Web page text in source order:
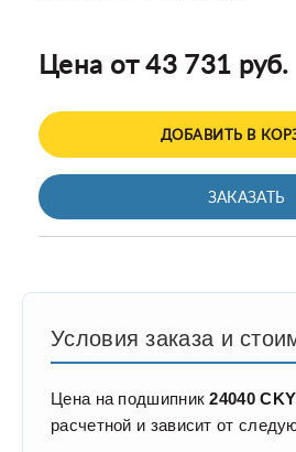
Цена от 43 731 руб.
ДОБАВИТЬ В
ЗАКАЗАТЬ
Условия заказа и
Цена на подшипник24040
расчетной и зависит от